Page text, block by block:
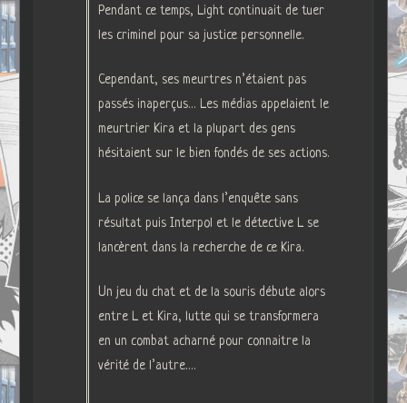
Pendant ce temps, Light continuait de tuer
les criminel pour sa justice personnelle.
Cependant, ses meurtres n’étaient pas
passés inaperçus… Les médias appelaient le
meurtrier Kira et la plupart des gens
hésitaient sur le bien fondés de ses actions.
La police se lança dans l’enquête sans
résultat puis Interpol et le détective L se
lancèrent dans la recherche de ce Kira.
Un jeu du chat et de la souris débute alors
entre L et Kira, lutte qui se transformera
en un combat acharné pour connaitre la
vérité de l’autre….